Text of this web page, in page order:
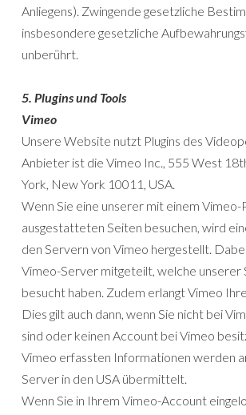
Anliegens). Zwingende gesetzliche
insbesondere gesetzliche
unberührt.
5. Plugins und Tools
Vimeo
Unsere Website nutzt Plugins des
Anbieter ist die Vimeo Inc., 555 West
York, New York 10011, USA.
Wenn Sie eine unserer mit einem Vimeo-
ausgestatteten Seiten besuchen, wird
den Servern von Vimeo hergestellt.
Vimeo-Server mitgeteilt, welche unserer
besucht haben. Zudem erlangt Vimeo
Dies gilt auch dann, wenn Sie nicht bei
sind oder keinen Account bei Vimeo
Vimeo erfassten Informationen werden
Server in den USA übermittelt.
Wenn Sie in Ihrem Vimeo-Account